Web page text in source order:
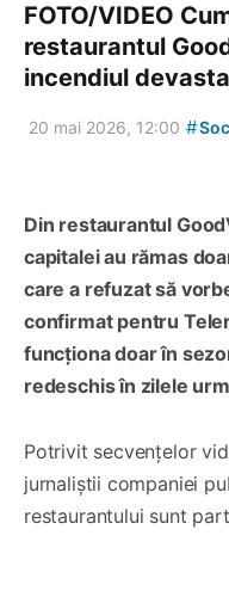
FOTO/VIDEO
restaurantul
incendiul
20 mai 2026, 12:00 #
Din restaurantul
capitalei au rămas
care a refuzat să
confirmat pentru
funcționa doar în
redeschis în zilele
Potrivit secvențelor
jurnaliștii companiei
restaurantului sunt